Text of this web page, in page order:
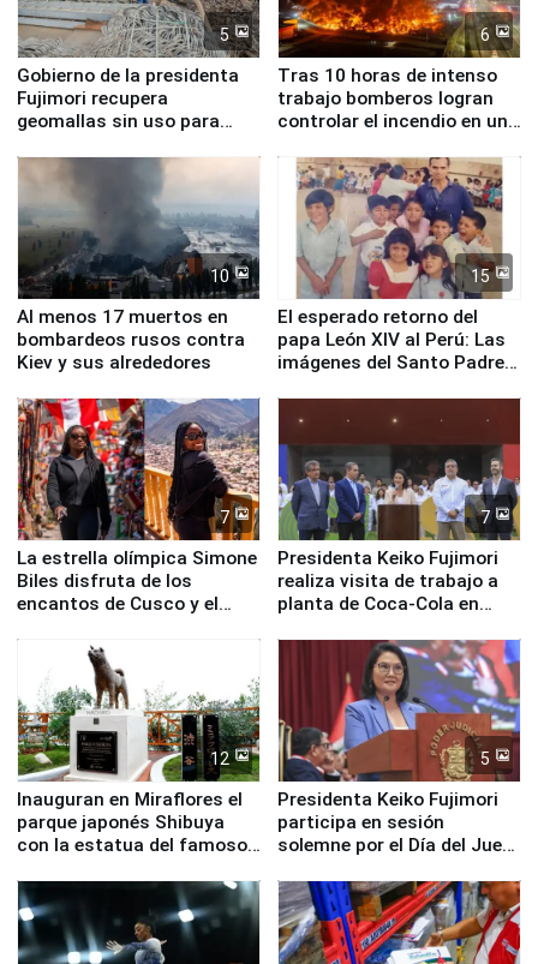
5
Gobierno de la presidenta
Fujimori recupera
geomallas sin uso para
Fenómeno El Niño
6
Tras 10 horas de intenso
trabajo bomberos logran
controlar el incendio en una
de Chile
10
Al menos 17 muertos en
bombardeos rusos contra
Kiev y sus alrededores
15
El esperado retorno del
papa León XIV al Perú: Las
imágenes del Santo Padre
7
La estrella olímpica Simone
Biles disfruta de los
encantos de Cusco y el
7
Presidenta Keiko Fujimori
realiza visita de trabajo a
planta de Coca-Cola en
12
Inauguran en Miraflores el
parque japonés Shibuya
con la estatua del famoso
5
Presidenta Keiko Fujimori
participa en sesión
solemne por el Día del Juez